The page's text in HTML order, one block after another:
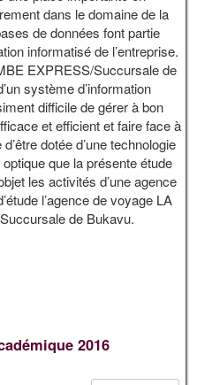
dans le domaine de la
de données font partie
informatisé de l’entreprise.
EXPRESS/Succursale de
système d’information
difficile de gérer à bon
et efficient et faire face à
dotée d’une technologie
que la présente étude
les activités d’une agence
l’agence de voyage LA
de Bukavu.
2016